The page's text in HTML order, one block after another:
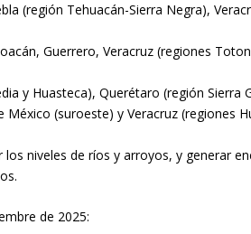
(región Tehuacán-Sierra Negra),
Guerrero, Veracruz (regiones
y Huasteca), Querétaro (región
(suroeste) y Veracruz (regiones
niveles de ríos y arroyos, y generar
de 2025: